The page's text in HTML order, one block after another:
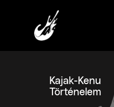
Kajak-Kenu
Történelem